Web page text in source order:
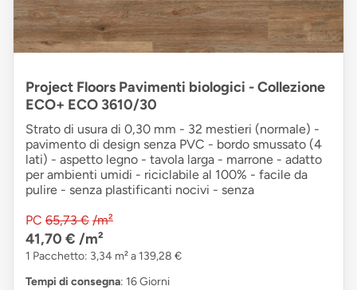
Project Floors Pavimenti biologici - Collezione
ECO+ ECO 3610/30
Strato di usura di 0,30 mm - 32 mestieri (normale) -
pavimento di design senza PVC - bordo smussato (4
lati) - aspetto legno - tavola larga - marrone - adatto
per ambienti umidi - riciclabile al 100% - facile da
pulire - senza plastificanti nocivi - senza
PC 65,73 € /m²
41,70 € /m²
1 Pacchetto: 3,34 m² a 139,28 €
Tempi di consegna: 16 Giorni